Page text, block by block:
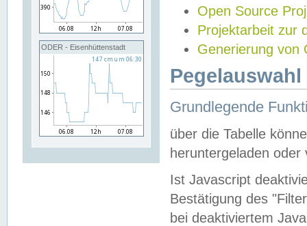
ODER - Eisenhüttenstadt
Open Source
Projektarbeit zur
Generierung von
Grundlegende
über die Tabelle
heruntergeladen oder
Ist Javascript
Bestätigung des
bei deaktiviertem